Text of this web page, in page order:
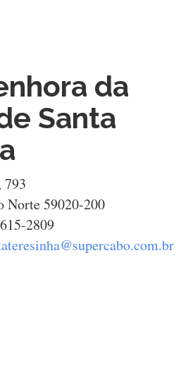
da
Santa
793
Norte 59020-200
2809